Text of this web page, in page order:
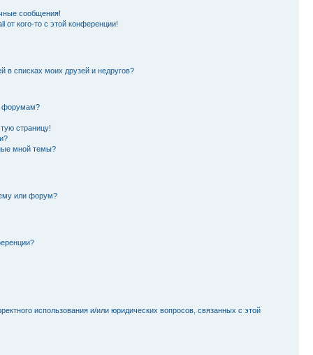
сообщения!
от кого-то с этой конференции!
в списках моих друзей и недругов?
форумам?
страницу!
мной темы?
или форум?
использования и/или юридических вопросов, связанных с этой